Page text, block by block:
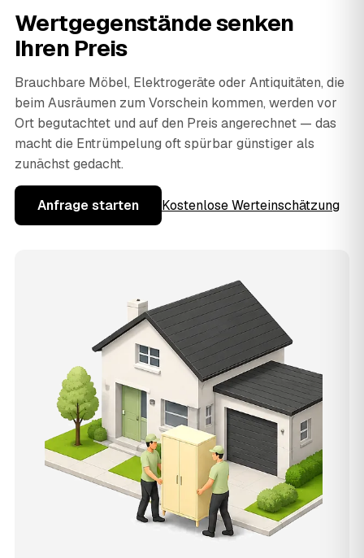
Wertgegenstände senken
Ihren Preis
Brauchbare Möbel, Elektrogeräte oder Antiquitäten, die
beim Ausräumen zum Vorschein kommen, werden vor
Ort begutachtet und auf den Preis angerechnet — das
macht die Entrümpelung oft spürbar günstiger als
zunächst gedacht.
Anfrage starten Kostenlose Werteinschätzung